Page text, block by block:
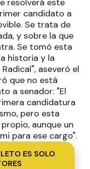
resolverá este
candidato a
Se trata de
y sobre la que
Se tomó esta
historia y la
aseveró el
que no está
a senador: "El
candidatura
pero esta
aunque un
para ese cargo".
ES SOLO